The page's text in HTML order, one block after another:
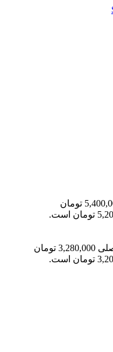
قیمت اصلی 5,400,000 تومان
قیمت اصلی 3,280,000 تومان